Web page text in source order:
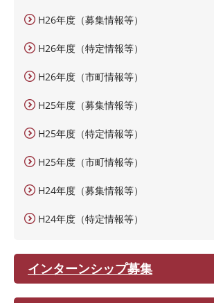
H26年度（募集情報等）
H26年度（特定情報等）
H26年度（市町情報等）
H25年度（募集情報等）
H25年度（特定情報等）
H25年度（市町情報等）
H24年度（募集情報等）
H24年度（特定情報等）
インターンシップ募集